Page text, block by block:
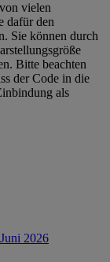
vielen
dafür den
Sie können durch
Bitte beachten
der Code in die
als
2026